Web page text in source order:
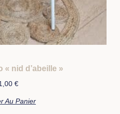
« nid d’abeille »
€
Au Panier